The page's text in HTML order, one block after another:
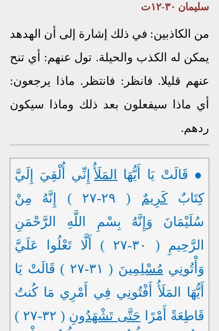
سليمان ٣٠-١٢ت
من الكاذبين: في ذلك إشارة إلى أن الهدهد
يمكن له الكذب والحيلة. تول عنهم: أي تنح
عنهم قليلا. فانظر: فانتظر. ماذا يرجعون:
أي ماذا سيفعلون بعد ذلك وماذا سيكون
ردهم.
● قَالَتْ يَا أَيُّهَا المَلَأُإِنِّي أُلْقِيَ إِلَيَّ
كِتَابٌكَرِيمٌ
( ٢٩-٢٧ ) إِنَّهُ مِنْ
سُلَيْمَانَ وَإِنَّهُ بِسْمِ اللَّهِ الرَّحْمَنِ
الرَّحِيمِ ( ٣٠-٢٧ ) أَلَّا تَعْلُوا عَلَيَّ
وَأْتُونِي مُسْلِمِينَ
( ٣١-٢٧ ) قَالَتْ يَا
أَيُّهَا المَلَأُ أَفْتُونِي فِي أَمْرِي مَا كُنتُ
قَاطِعَةً أَمْرًا حَتَّى تَشْهَدُونِ
( ٣٢-٢٧ )